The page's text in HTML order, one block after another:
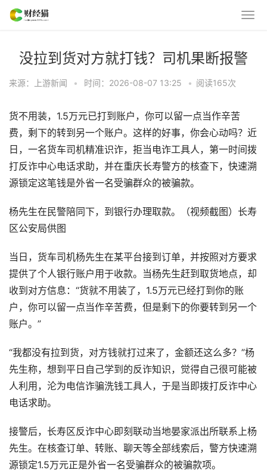
没拉到货对方就打钱？司机果断报警
来源：上游新闻 • 时间：2026-08-07 13:25 • 阅读165次
货不用装，1.5万元已打到账户，你可以留一点当作辛苦
费，剩下的转到另一个账户。这样的好事，你会心动吗？近
日，一名货车司机精准识诈，拒当电诈工具人，第一时间拨
打反诈中心电话求助，并在重庆长寿警方的核查下，快速溯
源锁定这笔钱是外省一名受骗群众的被骗款。
杨先生在民警陪同下，到银行办理取款。（视频截图）长寿
区公安局供图
当日，货车司机杨先生在某平台接到订单，并按照对方要求
提供了个人银行账户用于收款。当杨先生赶到取货地点，却
收到对方信息：“货就不用装了，1.5万元已经打到你的账
户，你可以留一点当作辛苦费，但是剩下的你要转到另一个
账户。”
“我都没有拉到货，对方钱就打过来了，金额还这么多？”杨
先生称，想到平日自己学到的反诈知识，觉得自己很可能被
人利用，沦为电信诈骗洗钱工具人，于是当即拨打反诈中心
电话求助。
接警后，长寿区反诈中心即刻联动当地晏家派出所联系上杨
先生。在核查订单、转账、聊天等全部线索后，警方快速溯
源锁定1.5万元正是外省一名受骗群众的被骗款项。